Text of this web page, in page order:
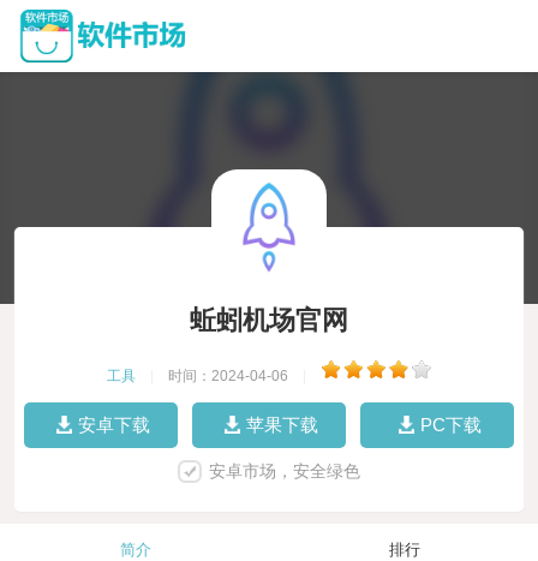
蚯蚓机场官网
工具 时间：2024-04-06
安卓下载 苹果下载 PC下载
安卓市场，安全绿色
简介 排行